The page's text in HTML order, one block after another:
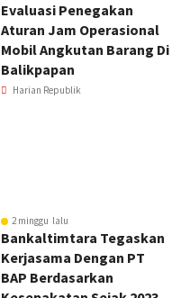
Evaluasi Penegakan
Aturan Jam Operasional
Mobil Angkutan Barang Di
Balikpapan
Harian Republik
2 minggu lalu
Bankaltimtara Tegaskan
Kerjasama Dengan PT
BAP Berdasarkan